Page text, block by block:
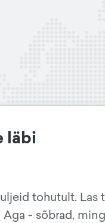
läbi
tohutult. Las
- sõbrad,